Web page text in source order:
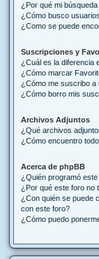
¿Por qué mi
¿Cómo busco
¿Como se puede
Suscripciones y
¿Cuál es la diferencia
¿Cómo marcar
¿Cómo me suscribo
¿Cómo borro mis
Archivos Adjuntos
¿Qué archivos
¿Cómo encuentro
Acerca de phpBB
¿Quién programó
¿Por qué este foro no
¿Con quién se puede
con este foro?
¿Cómo puedo